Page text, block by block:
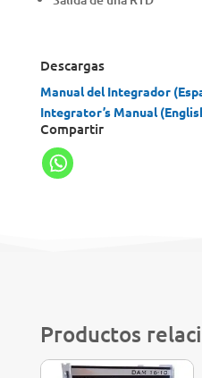
Descargas
Manual del Integrador
Integrator’s Manual
Compartir
Productos